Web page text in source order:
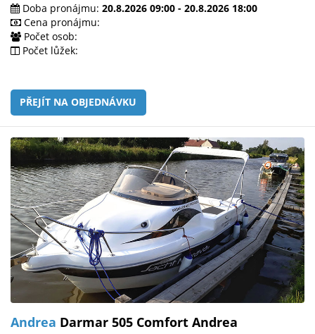
Doba pronájmu: 20.8.2026 09:00 - 20.8.2026 18:00
Cena pronájmu:
Počet osob:
Počet lůžek:
PŘEJÍT NA OBJEDNÁVKU
Andrea Darmar 505 Comfort Andrea